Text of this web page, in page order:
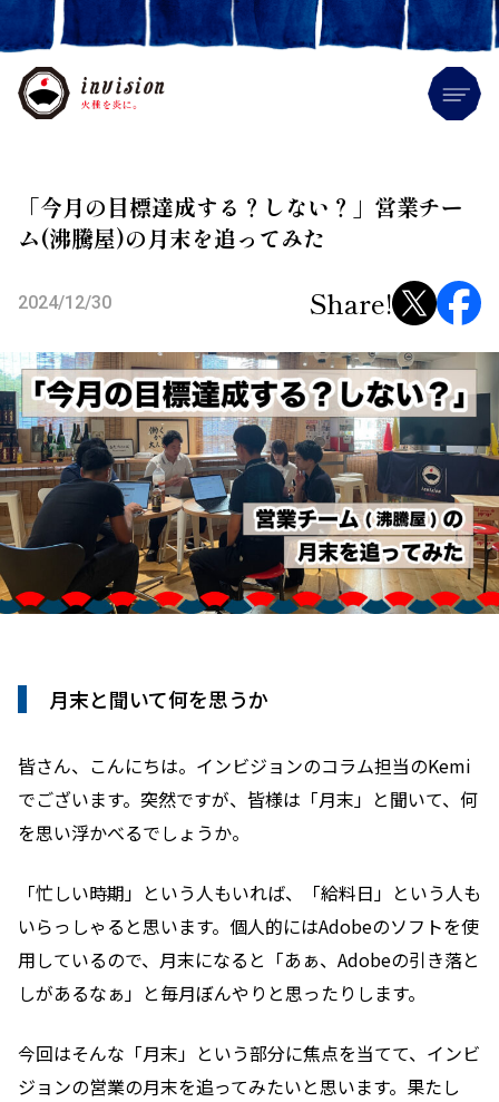
「今月の目標達成する？しない？」営業チー
ム(沸騰屋)の月末を追ってみた
2024/12/30 Share!
月末と聞いて何を思うか
皆さん、こんにちは。インビジョンのコラム担当のKemi
でございます。突然ですが、皆様は「月末」と聞いて、何
を思い浮かべるでしょうか。
「忙しい時期」という人もいれば、「給料日」という人も
いらっしゃると思います。個人的にはAdobeのソフトを使
用しているので、月末になると「あぁ、Adobeの引き落と
しがあるなぁ」と毎月ぼんやりと思ったりします。
今回はそんな「月末」という部分に焦点を当てて、インビ
ジョンの営業の月末を追ってみたいと思います。果たし